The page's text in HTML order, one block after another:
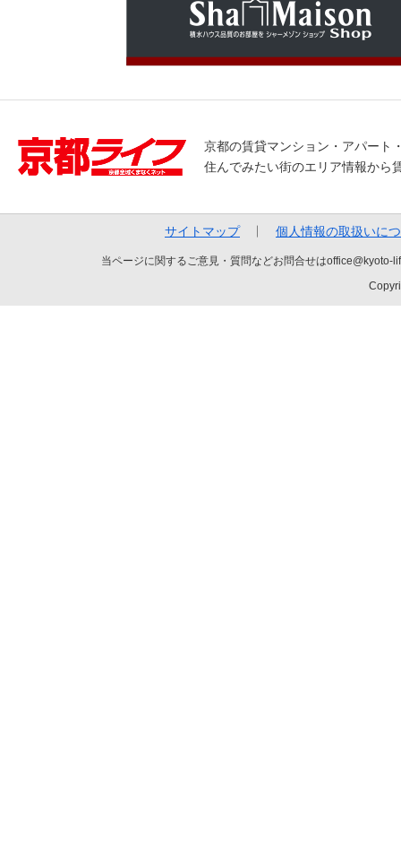
京都の賃貸マンション・アパート
住んでみたい街のエリア情報から
サイトマップ 個人情報の取扱いに
当ページに関するご意見・質問などお問合せは